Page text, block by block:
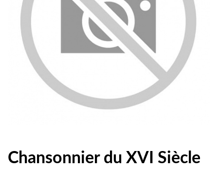
Chansonnier du XVI Siècle